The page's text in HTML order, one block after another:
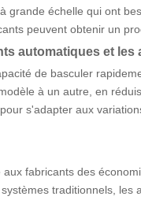
échelle qui ont
peuvent obtenir un
automatiques et les
de basculer
à un autre, en
s'adapter aux
fabricants des
traditionnels,